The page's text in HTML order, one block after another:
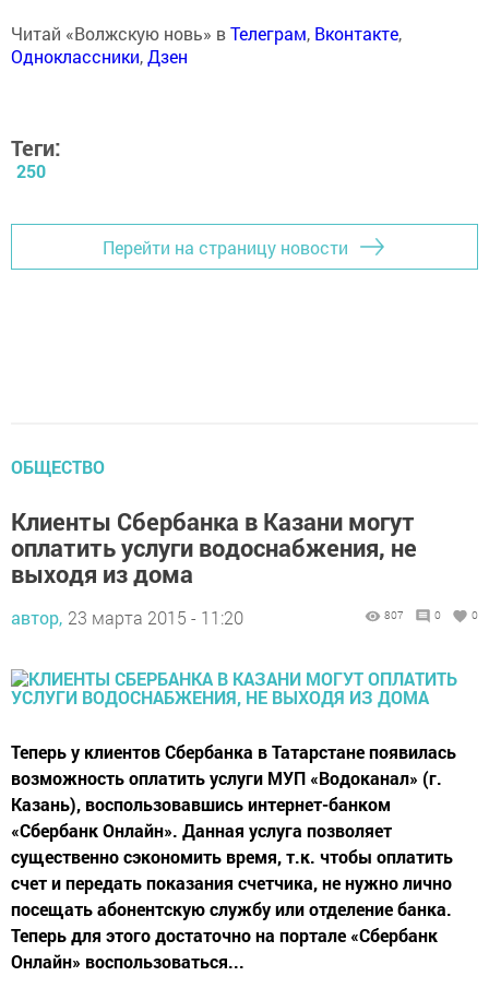
Читай «Волжскую новь» вТелеграм, Вконтакте,
Одноклассники,Дзен
Теги:
250
Перейти на страницу новости
ОБЩЕСТВО
Клиенты Сбербанка в Казани могут
оплатить услуги водоснабжения, не
выходя из дома
автор, 23 марта 2015 - 11:20 807 0 0
Теперь у клиентов Сбербанка в Татарстане появилась
возможность оплатить услуги МУП «Водоканал» (г.
Казань), воспользовавшись интернет-банком
«Сбербанк Онлайн». Данная услуга позволяет
существенно сэкономить время, т.к. чтобы оплатить
счет и передать показания счетчика, не нужно лично
посещать абонентскую службу или отделение банка.
Теперь для этого достаточно на портале «Сбербанк
Онлайн» воспользоваться...